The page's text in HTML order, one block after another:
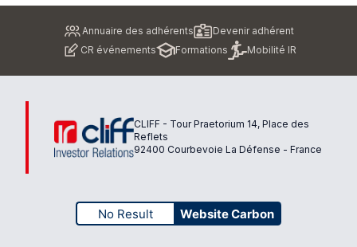
Annuaire des adhérents
Devenir adhérent
CR événements
Formations Mobilité IR
CLIFF - Tour Praetorium 14, Place des
Reflets
92400 Courbevoie La Défense - France
No Result Website Carbon